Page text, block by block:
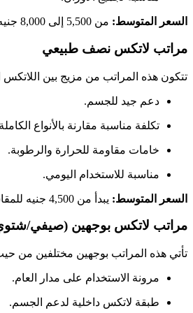
السعر المتوسط: من 5,500 إلى 8,000 جنيه حسب المقاس والتكوين الداخلي.
مراتب لاتكس نصف طبيعي
تتكون هذه المراتب من مزيج بين
دعم جيد للجسم.
تكلفة مناسبة مقارنة بالأنواع
خامات مقاومة للحرارة والرطوبة.
مناسبة للاستخدام اليومي.
السعر المتوسط: يبدأ من 4,500 جنيه للمقاسات الصغيرة.
مراتب لاتكس بوجهين (صيفي/
تأتي هذه المراتب بوجهين مختلفين من
مرونة الاستخدام على مدار العام.
طبقة لاتكس داخلية لدعم الجسم.